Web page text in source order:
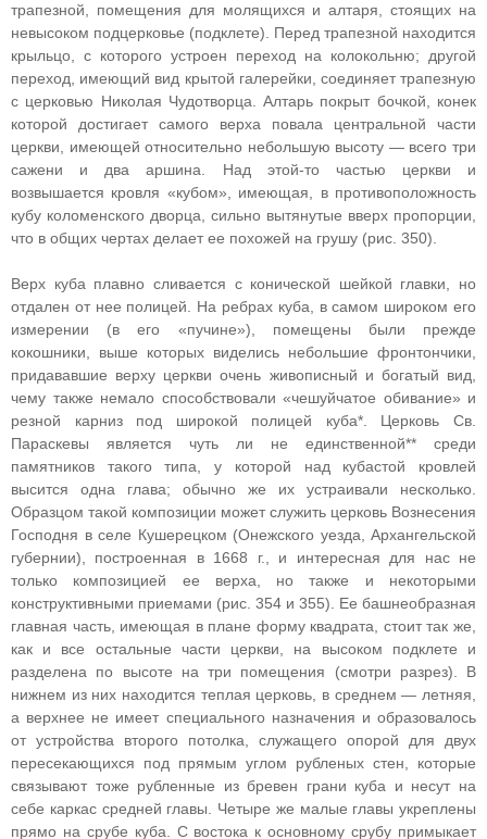
трапезной, помещения для молящихся и алтаря, стоящих на
невысоком подцерковье (подклете). Перед трапезной находится
крыльцо, с которого устроен переход на колокольню; другой
переход, имеющий вид крытой галерейки, соединяет трапезную
с церковью Николая Чудотворца. Алтарь покрыт бочкой, конек
которой достигает самого верха повала центральной части
церкви, имеющей относительно небольшую высоту — всего три
сажени и два аршина. Над этой-то частью церкви и
возвышается кровля «кубом», имеющая, в противоположность
кубу коломенского дворца, сильно вытянутые вверх пропорции,
что в общих чертах делает ее похожей на грушу (рис. 350).
Верх куба плавно сливается с конической шейкой главки, но
отдален от нее полицей. На ребрах куба, в самом широком его
измерении (в его «пучине»), помещены были прежде
кокошники, выше которых виделись небольшие фронтончики,
придававшие верху церкви очень живописный и богатый вид,
чему также немало способствовали «чешуйчатое обивание» и
резной карниз под широкой полицей куба*. Церковь Св.
Параскевы является чуть ли не единственной** среди
памятников такого типа, у которой над кубастой кровлей
высится одна глава; обычно же их устраивали несколько.
Образцом такой композиции может служить церковь Вознесения
Господня в селе Кушерецком (Онежского уезда, Архангельской
губернии), построенная в 1668 г., и интересная для нас не
только композицией ее верха, но также и некоторыми
конструктивными приемами (рис. 354 и 355). Ее башнеобразная
главная часть, имеющая в плане форму квадрата, стоит так же,
как и все остальные части церкви, на высоком подклете и
разделена по высоте на три помещения (смотри разрез). В
нижнем из них находится теплая церковь, в среднем — летняя,
а верхнее не имеет специального назначения и образовалось
от устройства второго потолка, служащего опорой для двух
пересекающихся под прямым углом рубленых стен, которые
связывают тоже рубленные из бревен грани куба и несут на
себе каркас средней главы. Четыре же малые главы укреплены
прямо на срубе куба. С востока к основному срубу примыкает